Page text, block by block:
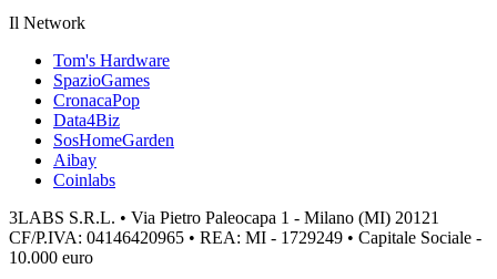
Il Network
Tom's Hardware
SpazioGames
CronacaPop
Data4Biz
SosHomeGarden
Aibay
Coinlabs
3LABS S.R.L. • Via Pietro Paleocapa 1 - Milano (MI) 20121
CF/P.IVA: 04146420965 • REA: MI - 1729249 • Capitale Sociale -
10.000 euro